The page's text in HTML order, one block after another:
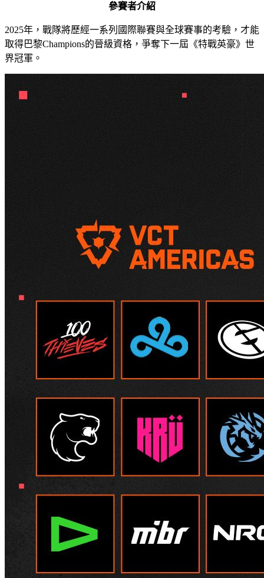
參賽者介紹
2025年，戰隊將歷經一系列國際聯賽與全球賽事的考驗，才能
取得巴黎Champions的晉級資格，爭奪下一屆《特戰英豪》世
界冠軍。